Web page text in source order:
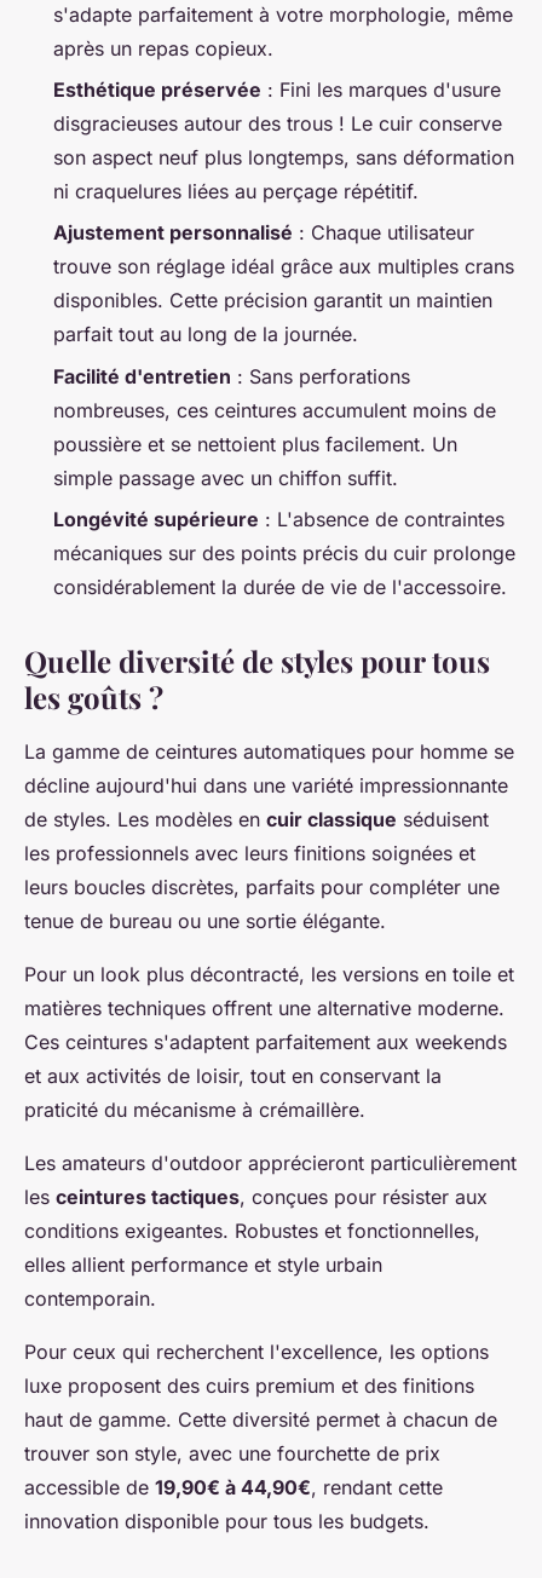
s'adapte parfaitement à votre morphologie, même
après un repas copieux.
Esthétique préservée : Fini les marques d'usure
disgracieuses autour des trous ! Le cuir conserve
son aspect neuf plus longtemps, sans déformation
ni craquelures liées au perçage répétitif.
Ajustement personnalisé : Chaque utilisateur
trouve son réglage idéal grâce aux multiples crans
disponibles. Cette précision garantit un maintien
parfait tout au long de la journée.
Facilité d'entretien : Sans perforations
nombreuses, ces ceintures accumulent moins de
poussière et se nettoient plus facilement. Un
simple passage avec un chiffon suffit.
Longévité supérieure : L'absence de contraintes
mécaniques sur des points précis du cuir prolonge
considérablement la durée de vie de l'accessoire.
Quelle diversité de styles pour tous
les goûts ?
La gamme de ceintures automatiques pour homme se
décline aujourd'hui dans une variété impressionnante
de styles. Les modèles en cuir classique séduisent
les professionnels avec leurs finitions soignées et
leurs boucles discrètes, parfaits pour compléter une
tenue de bureau ou une sortie élégante.
Pour un look plus décontracté, les versions en toile et
matières techniques offrent une alternative moderne.
Ces ceintures s'adaptent parfaitement aux weekends
et aux activités de loisir, tout en conservant la
praticité du mécanisme à crémaillère.
Les amateurs d'outdoor apprécieront particulièrement
les ceintures tactiques, conçues pour résister aux
conditions exigeantes. Robustes et fonctionnelles,
elles allient performance et style urbain
contemporain.
Pour ceux qui recherchent l'excellence, les options
luxe proposent des cuirs premium et des finitions
haut de gamme. Cette diversité permet à chacun de
trouver son style, avec une fourchette de prix
accessible de 19,90€ à 44,90€, rendant cette
innovation disponible pour tous les budgets.